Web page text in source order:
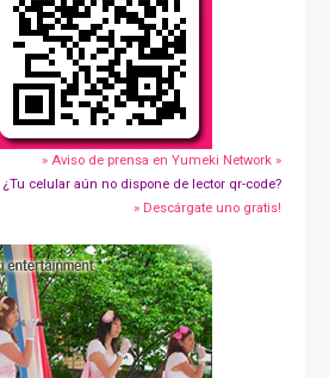
» Aviso de prensa en Yumeki Network »
¿Tu celular aún no dispone de lector qr-code?
» Descárgate uno gratis!